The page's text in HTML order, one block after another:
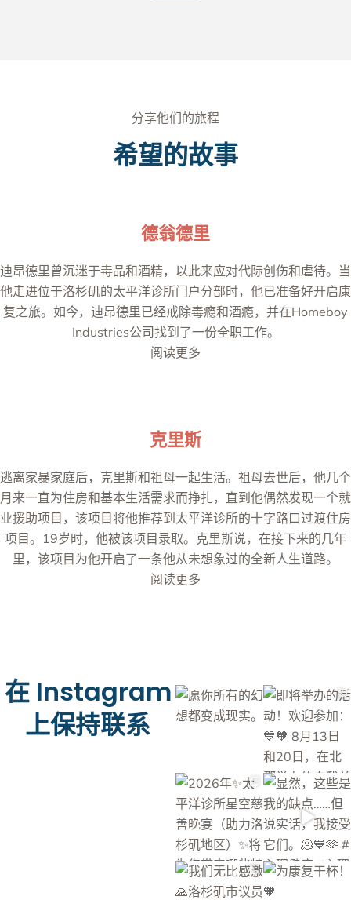
分享他们的旅程
希望的故事
德翁德里
迪昂德里曾沉迷于毒品和酒精，以此来应对代际创伤和虐待。当
他走进位于洛杉矶的太平洋诊所门户分部时，他已准备好开启康
复之旅。如今，迪昂德里已经戒除毒瘾和酒瘾，并在Homeboy
Industries公司找到了一份全职工作。
阅读更多
克里斯
逃离家暴家庭后，克里斯和祖母一起生活。祖母去世后，他几个
月来一直为住房和基本生活需求而挣扎，直到他偶然发现一个就
业援助项目，该项目将他推荐到太平洋诊所的十字路口过渡住房
项目。19岁时，他被该项目录取。克里斯说，在接下来的几年
里，该项目为他开启了一条他从未想象过的全新人生道路。
阅读更多
在 Instagram
上保持联系